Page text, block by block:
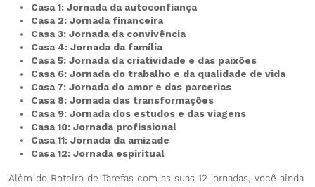
Casa 1: Jornada da autoconfiança
Casa 2: Jornada financeira
Casa 3: Jornada da convivência
Casa 4: Jornada da família
Casa 5: Jornada da criatividade e das paixões
Casa 6: Jornada do trabalho e da qualidade de vida
Casa 7: Jornada do amor e das parcerias
Casa 8: Jornada das transformações
Casa 9: Jornada dos estudos e das viagens
Casa 10: Jornada profissional
Casa 11: Jornada da amizade
Casa 12: Jornada espiritual
Além do Roteiro de Tarefas com as suas 12 jornadas, você ainda